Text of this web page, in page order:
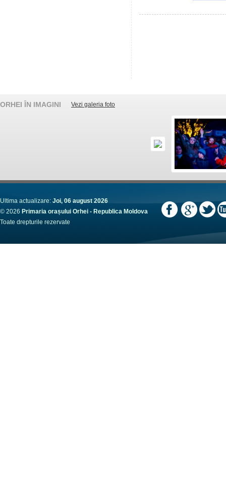
ORHEI ÎN IMAGINI Vezi galeria foto
Ultima actualizare: Joi, 06 august 2026
© 2026 Primaria orașului Orhei - Republica Moldova
Toate drepturile rezervate